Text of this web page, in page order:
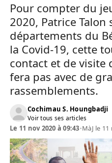
Pour compter du
2020, Patrice Talon
départements du
la Covid-19, cette
contact et de visite
fera pas avec de
rassemblements.
Cochimau S. Houngbadji
Voir tous ses articles
Le 11 nov 2020 à 09:43•MàJ le